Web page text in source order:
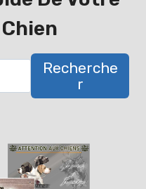
Recherche
R